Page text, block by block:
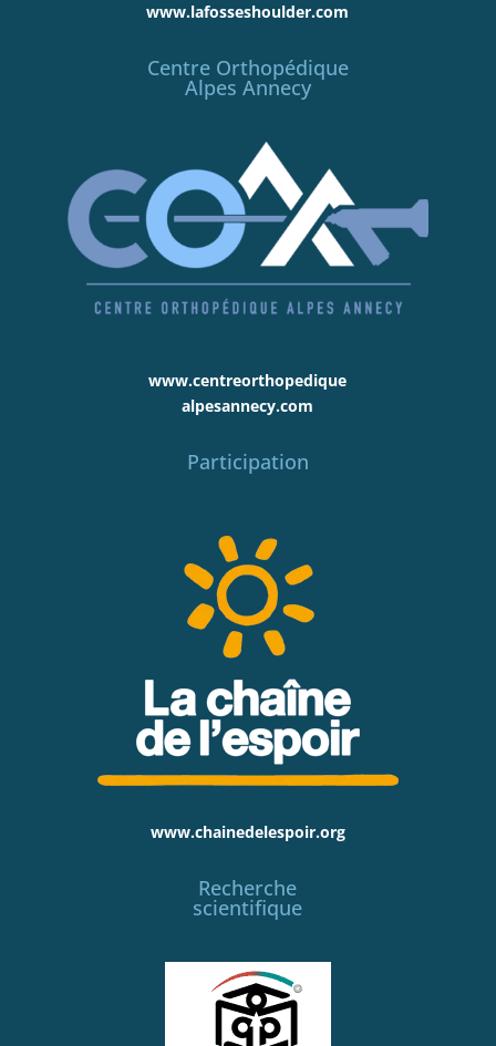
www.lafosseshoulder.com
Centre Orthopédique
Alpes Annecy
www.centreorthopedique
alpesannecy.com
Participation
www.chainedelespoir.org
Recherche
scientifique